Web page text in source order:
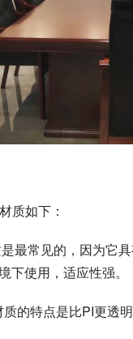
质如下：
最常见的，因为它
使用，适应性强。
的特点是比PI更透